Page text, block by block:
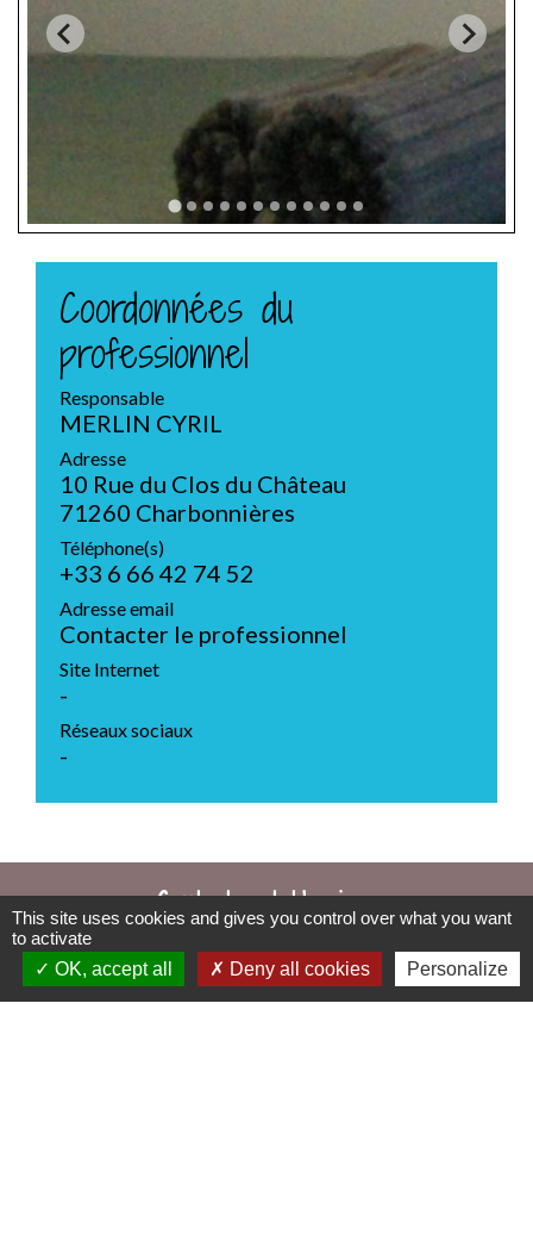
Coordonnées du
professionnel
Responsable
MERLIN CYRIL
Adresse
10 Rue du Clos du Château
71260 Charbonnières
Téléphone(s)
+33 6 66 42 74 52
Adresse email
Contacter le professionnel
Site Internet
-
Réseaux sociaux
-
Contacts et Horaires
Commune de Charbonnières
1 Place de la Mairie
This site uses cookies and gives you control over what you want
to activate
OK, accept all
Deny all cookies Personalize